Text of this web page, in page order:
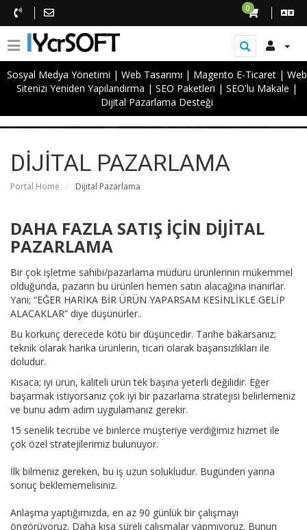
0
Sosyal Medya Yönetimi | Web Tasarımı | Magento E-Ticaret | Web
Sitenizi Yeniden Yapılandırma | SEO Paketleri | SEO'lu Makale |
Dijital Pazarlama Desteği
DİJİTAL PAZARLAMA
DİJİTAL PAZARLAMA
Portal Home Dijital Pazarlama
DAHA FAZLA SATIŞ İÇİN DİJİTAL
PAZARLAMA
Bir çok işletme sahibi/pazarlama müdürü ürünlerinin mükemmel
olduğunda, pazarın bu ürünleri hemen satın alacağına inanırlar.
Yani; “EĞER HARİKA BİR ÜRÜN YAPARSAM KESİNLİKLE GELİP
ALACAKLAR” diye düşünürler..
Bu korkunç derecede kötü bir düşüncedir. Tarihe bakarsanız;
teknik olarak harika ürünlerin, ticari olarak başarısızlıkları ile
doludur.
Kısaca; iyi ürün, kaliteli ürün tek başına yeterli değilidir. Eğer
başarmak istiyorsanız çok iyi bir pazarlama stratejisi belirlemeniz
ve bunu adım adım uygulamanız gerekir.
15 senelik tecrübe ve binlerce müşteriye verdiğimiz hizmet ile
çok özel stratejilerimiz bulunuyor.
İlk bilmeniz gereken, bu iş uzun solukludur. Bugünden yarına
sonuç beklememelisiniz.
Anlaşma yaptığımızda, en az 90 günlük bir çalışmayı
öngörüyoruz. Daha kısa süreli çalışmalar yapmıyoruz. Bunun